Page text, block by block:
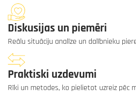
Diskusijas un piemēri
Reālu situāciju analīze un dalībnieku
Praktiski uzdevumi
Rīki un metodes, ko pielietot uzreiz pēc